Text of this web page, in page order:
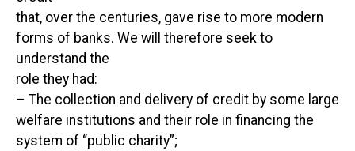
that, over the centuries, gave rise to more modern
forms of banks. We will therefore seek to
understand the
role they had:
– The collection and delivery of credit by some large
welfare institutions and their role in financing the
system of “public charity”;